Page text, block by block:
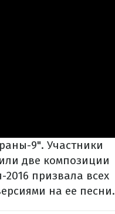
9". Участники
две композиции
призвала всех
на ее песни.